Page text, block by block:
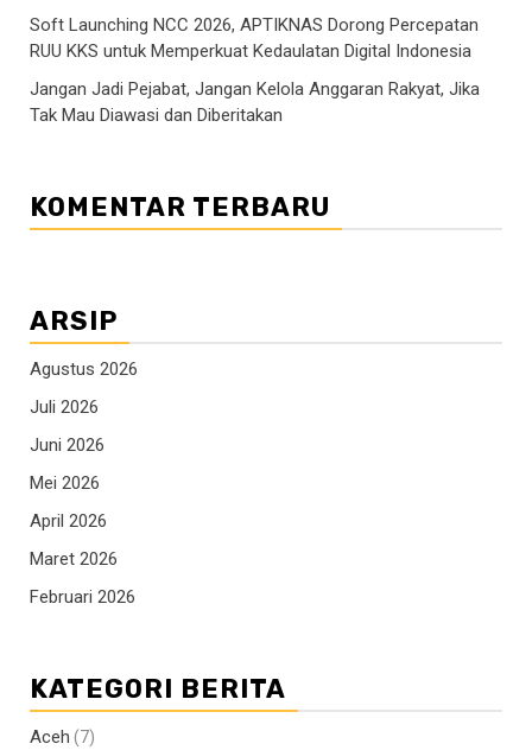
Soft Launching NCC 2026, APTIKNAS Dorong Percepatan
RUU KKS untuk Memperkuat Kedaulatan Digital Indonesia
Jangan Jadi Pejabat, Jangan Kelola Anggaran Rakyat, Jika
Tak Mau Diawasi dan Diberitakan
KOMENTAR TERBARU
ARSIP
Agustus 2026
Juli 2026
Juni 2026
Mei 2026
April 2026
Maret 2026
Februari 2026
KATEGORI BERITA
Aceh (7)